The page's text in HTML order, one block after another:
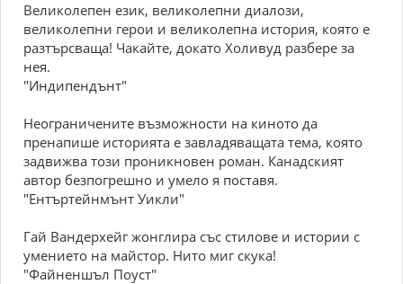
Великолепен език, великолепни диалози,
великолепни герои и великолепна история, която е
разтърсваща! Чакайте, докато Холивуд разбере за
нея.
"Индипендънт"
Неограничените възможности на киното да
пренапише историята е завладяващата тема, която
задвижва този проникновен роман. Канадският
автор безпогрешно и умело я поставя.
"Ентъртейнмънт Уикли"
Гай Вандерхейг жонглира със стилове и истории с
умението на майстор. Нито миг скука!
"Файненшъл Поуст"